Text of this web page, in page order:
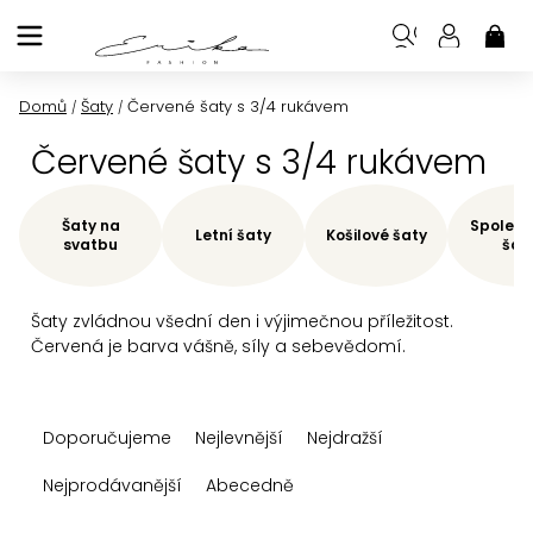
na
Domů / Šaty / Červené šaty s 3/4 rukávem
Červené šaty s 3/4 rukávem
Šaty zvládnou všední den i výjimečnou příležitost.
Červená je barva vášně, síly a sebevědomí.
Šaty na
svatbu
Letní šaty Košilové šaty
aDoporučujeme Nejlevnější
Nejdražší
Nejprodávanější
Abecedně